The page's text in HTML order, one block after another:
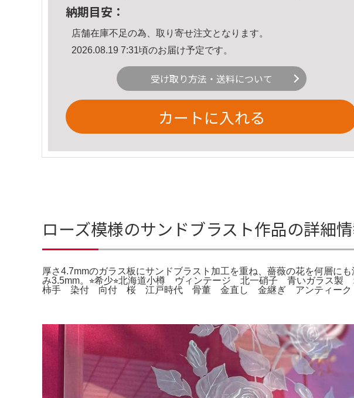
納期目安：
店舗在庫不足の為、取り寄せ注文となります。
2026.08.19 7:31頃のお届け予定です。
受け取り方法・送料について
カートに入れる
ローズ模様のサンドブラスト作品の詳細
厚さ4.7mmのガラス板にサンドブラスト加工を重ね、薔薇の花を何層に
み3.5mm。⭐︎希少⭐︎北海道小樽 ヴィンテージ 北一硝子 青いガラス製
柿手 染付 向付 桜 江戸時代 骨董 金直し 金継ぎ アンティーク